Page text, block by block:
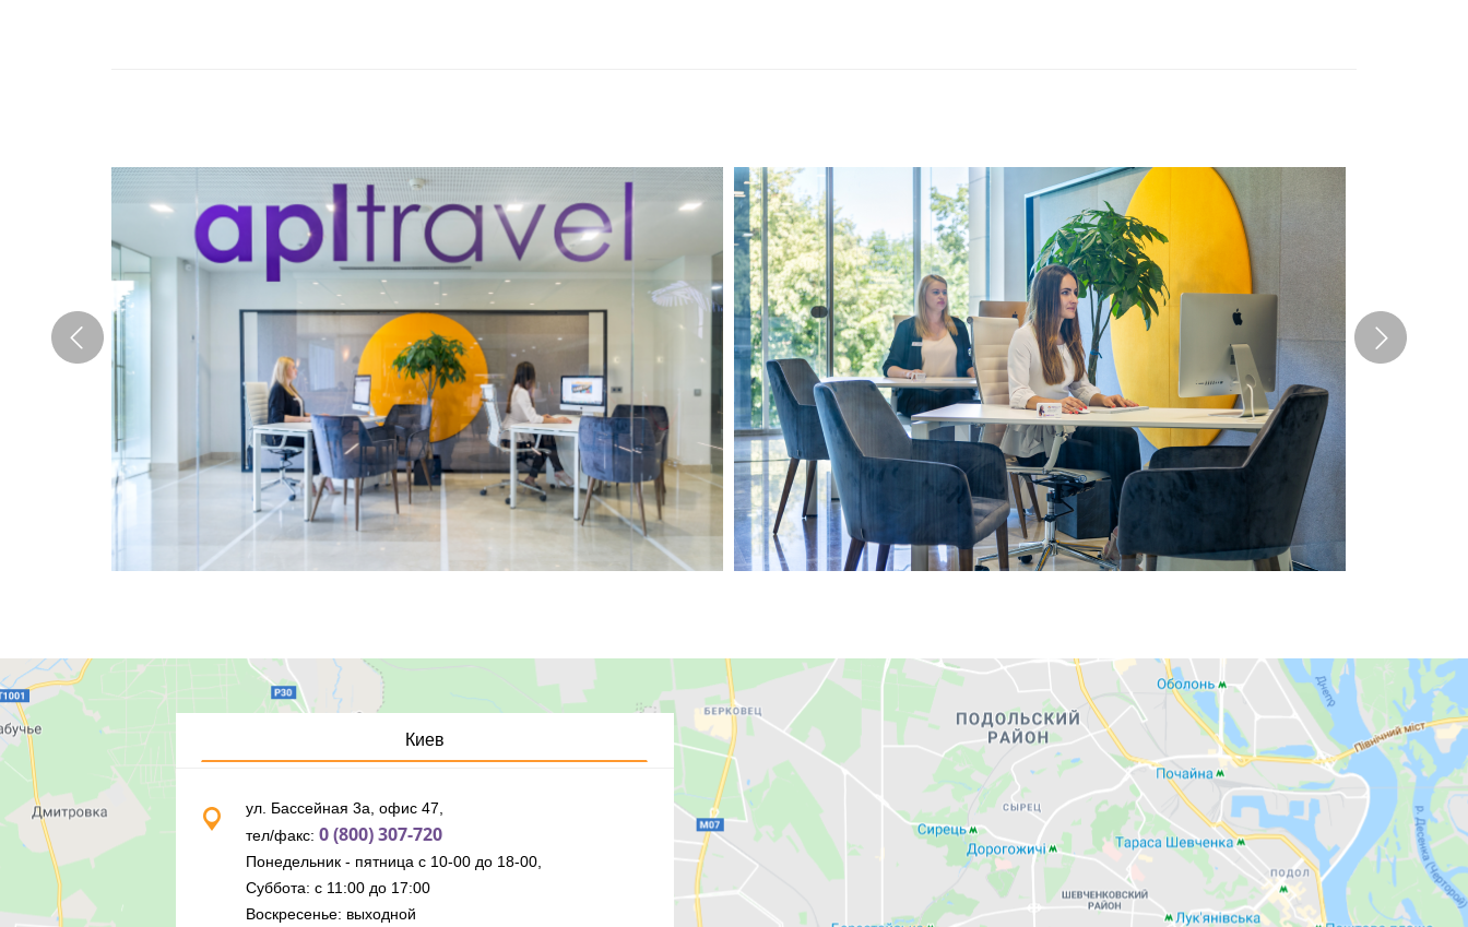
Киев
ул. Бассейная 3а, офис 47,
тел/факс: 0 (800) 307-720
Понедельник - пятница с 10-00 до 18-00,
Суббота: с 11:00 до 17:00
Воскресенье: выходной